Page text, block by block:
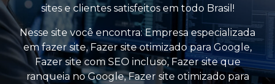
sites e clientes satisfeitos em todo Brasil!
Nesse site você encontra:Empresa especializada
em fazer site,Fazer site otimizado para Google,
Fazer site com SEO incluso, Fazer site que
ranqueia no Google,Fazer site otimizado para